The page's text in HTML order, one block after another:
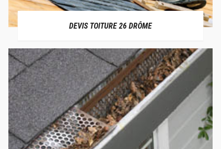
DEVIS TOITURE 26 DRÔME